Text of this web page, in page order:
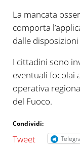
La mancata
comporta
dalle
I cittadini sono
eventuali focolai
operativa
del Fuoco.
Condividi:
Tweet